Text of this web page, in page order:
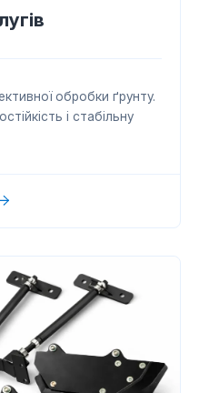
обробки ґрунту.
і стабільну